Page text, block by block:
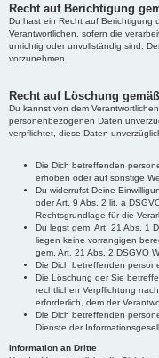
Recht auf Berichtigung
Du hast ein Recht auf Berichtigung
Verantwortlichen, sofern die
unrichtig oder unvollständig sind.
vorzunehmen.
Recht auf Löschung
Du kannst von dem
personenbezogenen Daten
verpflichtet, diese Daten
Die Dich betreffenden
erhoben oder auf sonstige
Du widerrufst Deine
oder Art. 9 Abs. 2 lit. a
Rechtsgrundlage für die
Du legst gem. Art. 21 Abs. 1
liegen keine vorrangigen
gem. Art. 21 Abs. 2 DSGVO
Die Dich betreffenden
Die Löschung der Sie
rechtlichen Verpflichtung
erforderlich, dem der
Die Dich betreffenden
Dienste der
Information an Dritte